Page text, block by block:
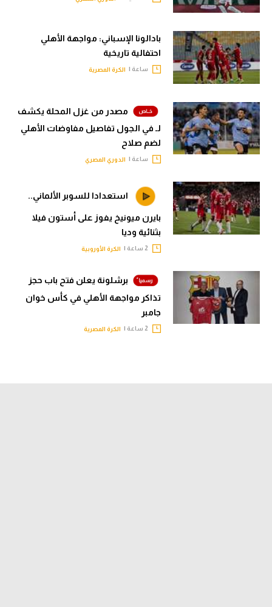
بادالونا الإسباني: مواجهة الأهلي
احتفالية تاريخية
ساعة | الكرة المصرية
مصدر من غزل المحلة يكشف
لـ في الجول تفاصيل مفاوضات الأهلي
لضم صلاح
ساعة | الدوري المصري
استعدادا للسوبر الألماني..
بايرن ميونيخ يفوز على أستون فيلا
بثنائية وديا
الكرة الأوروبية
برشلونة يعلن فتح باب حجز
تذاكر مواجهة الأهلي في كأس خوان
جامبر
الكرة المصرية